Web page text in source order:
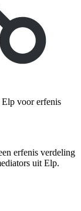
voor erfenis
erfenis verdeling
uit Elp.